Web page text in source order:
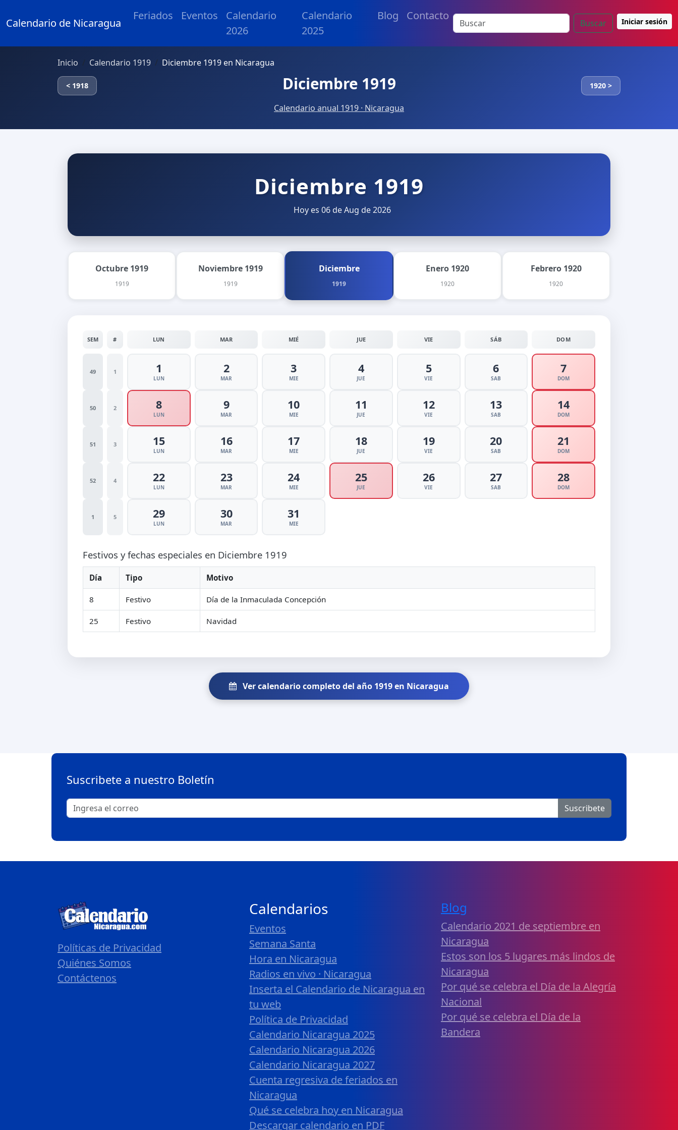
Calendario de Nicaragua
Feriados Eventos
Calendario
2026
Calendario
2025
Blog Contacto
Buscar Iniciar sesión
Inicio Calendario 1919 Diciembre 1919 en Nicaragua
< 1918 Diciembre 1919 1920 >
Calendario anual 1919 · Nicaragua
Diciembre 1919
Hoy es 06 de Aug de 2026
Octubre 1919
1919
Noviembre 1919
1919
Diciembre
1919
Enero 1920
1920
Febrero 1920
1920
SEM # LUN MAR MIÉ JUE VIE SÁB DOM
49 1 1
LUN
2
MAR
3
MIE
4
JUE
5
VIE
6
SAB
7
DOM
50 2 8
LUN
9
MAR
10
MIE
11
JUE
12
VIE
13
SAB
14
DOM
51 3 15
LUN
16
MAR
17
MIE
18
JUE
19
VIE
20
SAB
21
DOM
52 4 22
LUN
23
MAR
24
MIE
25
JUE
26
VIE
27
SAB
28
DOM
1 5 29
LUN
30
MAR
31
MIE
Festivos y fechas especiales en Diciembre 1919
Día Tipo Motivo
8 Festivo Día de la Inmaculada Concepción
25 Festivo Navidad
Ver calendario completo del año 1919 en Nicaragua
Suscribete a nuestro Boletín
Suscribete
Políticas de Privacidad
Quiénes Somos
Contáctenos
Calendarios
Eventos
Semana Santa
Hora en Nicaragua
Radios en vivo · Nicaragua
Inserta el Calendario de Nicaragua en
tu web
Política de Privacidad
Calendario Nicaragua 2025
Calendario Nicaragua 2026
Calendario Nicaragua 2027
Cuenta regresiva de feriados en
Nicaragua
Qué se celebra hoy en Nicaragua
Descargar calendario en PDF
Blog
Calendario 2021 de septiembre en
Nicaragua
Estos son los 5 lugares más lindos de
Nicaragua
Por qué se celebra el Día de la Alegría
Nacional
Por qué se celebra el Día de la
Bandera